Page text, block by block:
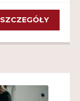
SZCZEGÓŁY